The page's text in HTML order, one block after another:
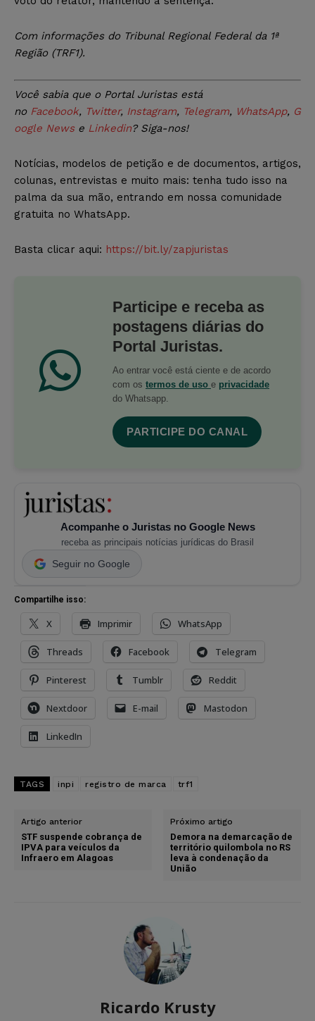
Com informações do Tribunal Regional Federal da 1ª
Região (TRF1).
Você sabia que o Portal Juristas está
no Facebook, Twitter, Instagram, Telegram, WhatsApp, G
oogle Newse Linkedin? Siga-nos!
Notícias, modelos de petição e de documentos, artigos,
colunas, entrevistas e muito mais: tenha tudo isso na
palma da sua mão, entrando em nossa comunidade
gratuita no WhatsApp.
Basta clicar aqui: https://bit.ly/zapjuristas
Participe e receba as
postagens diárias do
Portal Juristas.
Ao entrar você está ciente e de acordo
com os termos de uso e privacidade
do Whatsapp.
PARTICIPE DO CANAL
Acompanhe o Juristas no Google News
receba as principais notícias jurídicas do Brasil
Seguir no Google
Compartilhe isso:
X Imprimir WhatsApp
Threads Facebook Telegram
Pinterest Tumblr Reddit
Nextdoor E-mail Mastodon
LinkedIn
TAGS inpi registro de marca trf1
Artigo anterior
STF suspende cobrança de
IPVA para veículos da
Infraero em Alagoas
Próximo artigo
Demora na demarcação de
território quilombola no RS
leva à condenação da
União
Ricardo Krusty